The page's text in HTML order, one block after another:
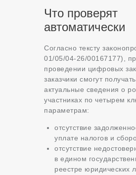
Что проверят
автоматически
Согласно тексту
01/05/04-26/00167177),
проведении цифровых
заказчики смогут
актуальные сведения о
участниках по четырем
параметрам:
отсутствие
уплате налогов и
отсутствие
в едином
реестре юридических